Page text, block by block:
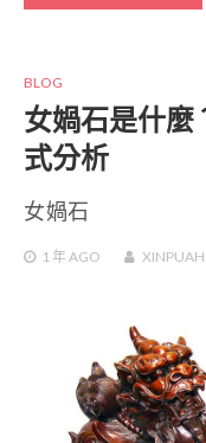
BLOG
女媧石是什麼
式分析
女媧石
1 年 AGO